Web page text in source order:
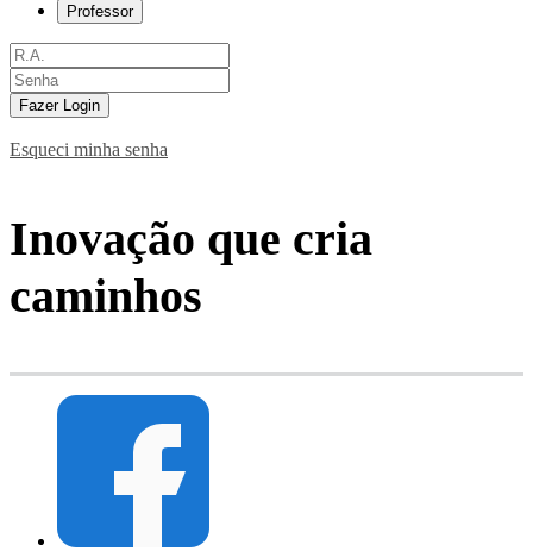
Professor
Fazer Login
Esqueci minha senha
Inovação que cria
caminhos